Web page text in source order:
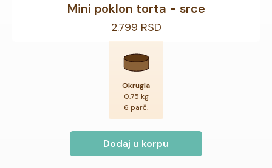
Mini poklon torta - srce
2.799 RSD
Okrugla
0.75 kg
6 parč.
Dodaj u korpu